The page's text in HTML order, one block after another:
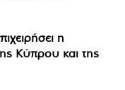
η
Κύπρου και της